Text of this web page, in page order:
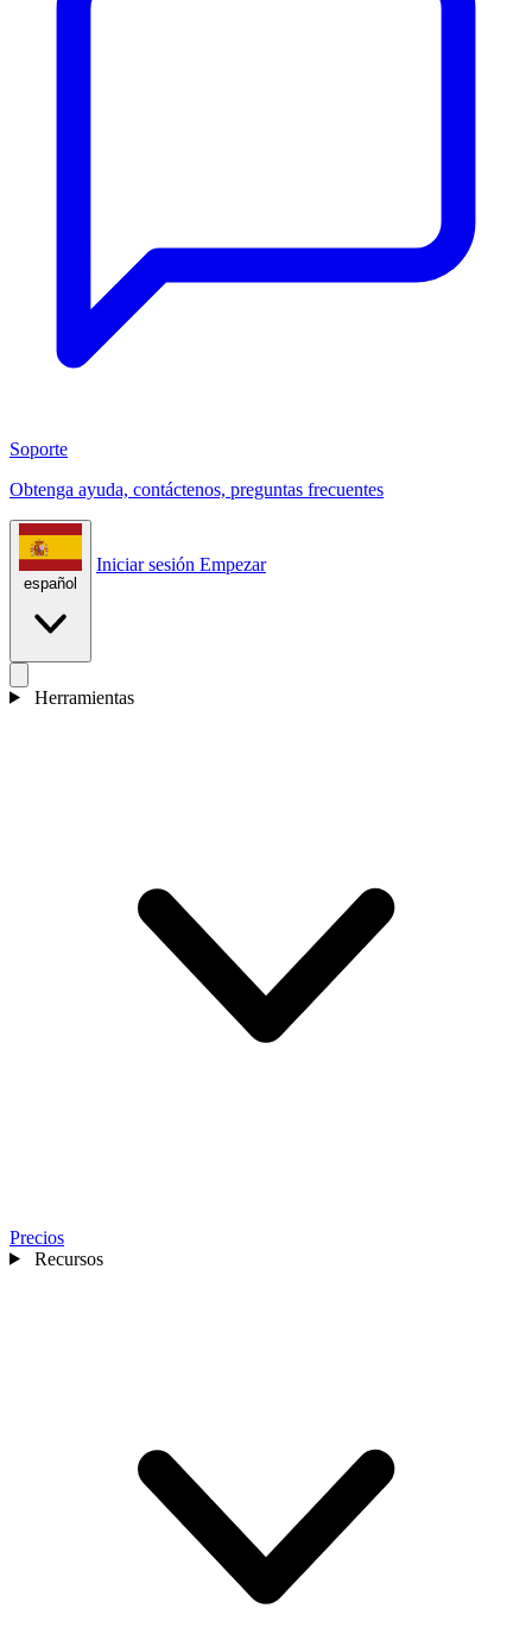
Soporte
Obtenga ayuda, contáctenos, preguntas frecuentes
español
Iniciar sesión Empezar
Herramientas
Precios
Recursos